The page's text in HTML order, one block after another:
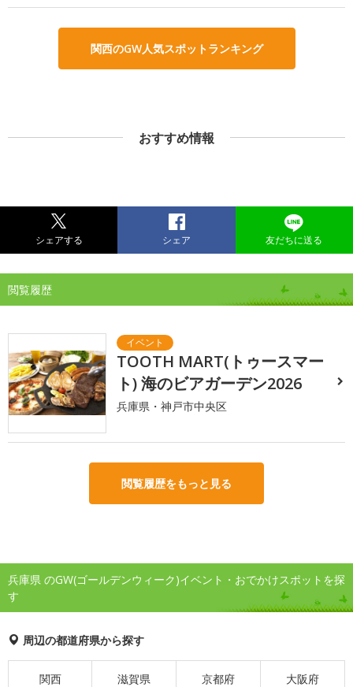
関西のGW人気スポットランキング
おすすめ情報
シェアする シェア 友だちに送る
閲覧履歴
TOOTH MART(トゥースマー
ト) 海のビアガーデン2026
兵庫県・神戸市中央区
閲覧履歴をもっと見る
兵庫県 のGW(ゴールデンウィーク)イベント・おでかけスポットを探
す
周辺の都道府県から探す
関西 滋賀県 京都府 大阪府